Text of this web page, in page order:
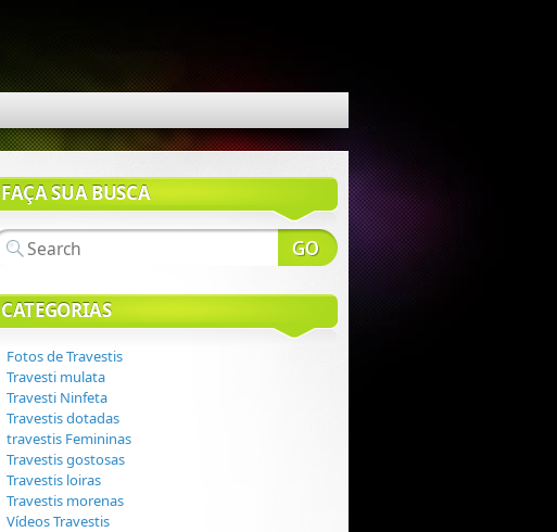
FAÇA SUA BUSCA
CATEGORIAS
Fotos de Travestis
Travesti mulata
Travesti Ninfeta
Travestis dotadas
travestis Femininas
Travestis gostosas
Travestis loiras
Travestis morenas
Vídeos Travestis